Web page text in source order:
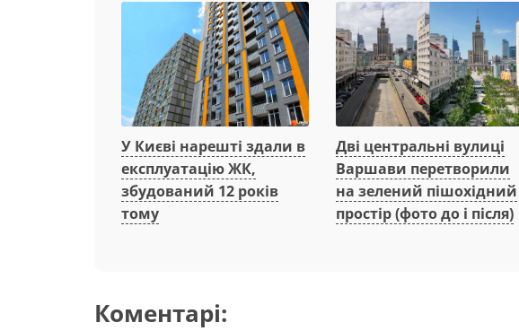
У Києві нарешті здали в
експлуатацію ЖК,
збудований 12 років
тому
Дві центральні вулиці
Варшави перетворили
на зелений пішохідний
простір (фото до і після)
Коментарі: